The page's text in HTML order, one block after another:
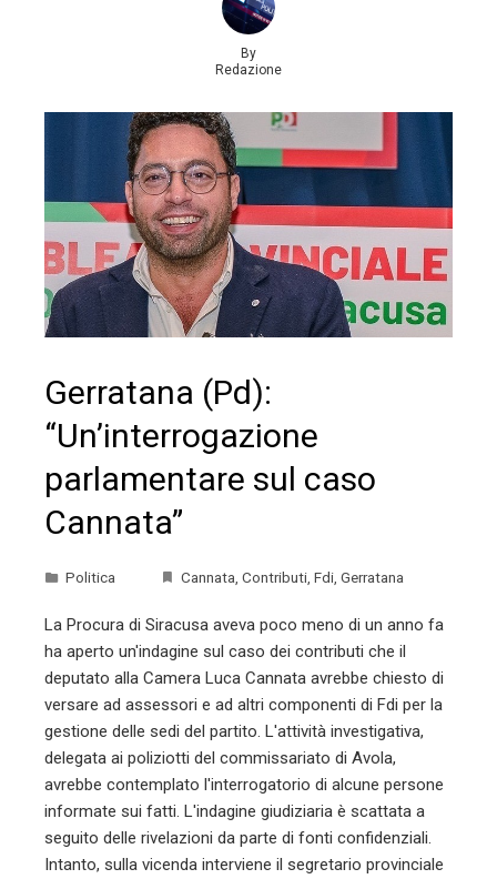
By
Redazione
Gerratana (Pd):
“Un’interrogazione
parlamentare sul caso
Cannata”
Politica Cannata Contributi Fdi Gerratana
La Procura di Siracusa aveva poco meno di un anno fa
ha aperto un'indagine sul caso dei contributi che il
deputato alla Camera Luca Cannata avrebbe chiesto di
versare ad assessori e ad altri componenti di Fdi per la
gestione delle sedi del partito. L'attività investigativa,
delegata ai poliziotti del commissariato di Avola,
avrebbe contemplato l'interrogatorio di alcune persone
informate sui fatti. L'indagine giudiziaria è scattata a
seguito delle rivelazioni da parte di fonti confidenziali.
Intanto, sulla vicenda interviene il segretario provinciale